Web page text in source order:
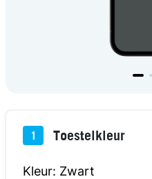
1 Toestelkleur
Kleur: Zwart